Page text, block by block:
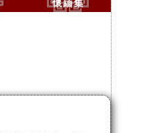
懷緬集